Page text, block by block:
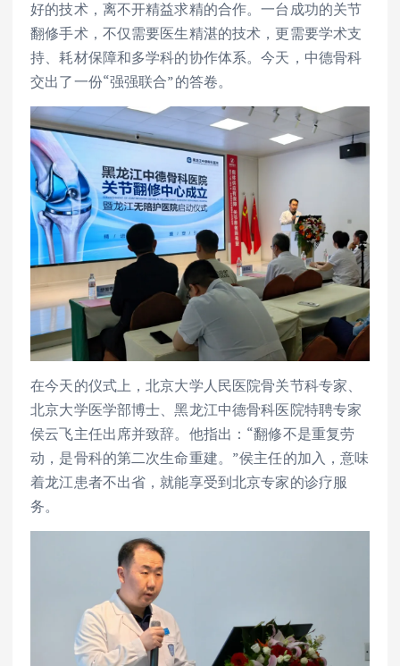
好的技术，离不开精益求精的合作。一台成功的关节
翻修手术，不仅需要医生精湛的技术，更需要学术支
持、耗材保障和多学科的协作体系。今天，中德骨科
交出了一份“强强联合”的答卷。
在今天的仪式上，北京大学人民医院骨关节科专家、
北京大学医学部博士、黑龙江中德骨科医院特聘专家
侯云飞主任出席并致辞。他指出：“翻修不是重复劳
动，是骨科的第二次生命重建。”侯主任的加入，意味
着龙江患者不出省，就能享受到北京专家的诊疗服
务。